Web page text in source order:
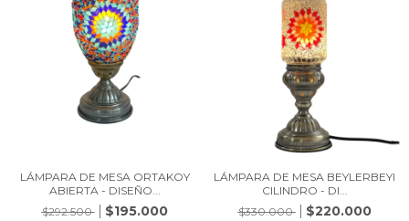
LÁMPARA DE MESA ORTAKOY
ABIERTA - DISEÑO...
$292.500
$195.000
LÁMPARA DE MESA BEYLERBEYI
CILINDRO - DI...
$330.000
$220.000